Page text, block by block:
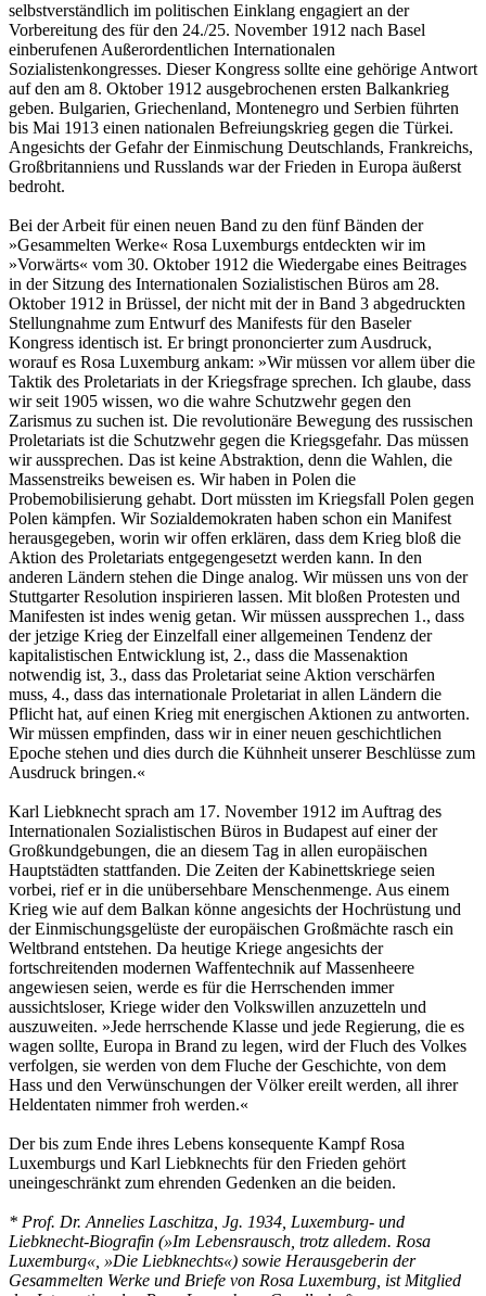
selbstverständlich im politischen Einklang engagiert an der
Vorbereitung des für den 24./25. November 1912 nach Basel
einberufenen Außerordentlichen Internationalen
Sozialistenkongresses. Dieser Kongress sollte eine gehörige Antwort
auf den am 8. Oktober 1912 ausgebrochenen ersten Balkankrieg
geben. Bulgarien, Griechenland, Montenegro und Serbien führten
bis Mai 1913 einen nationalen Befreiungskrieg gegen die Türkei.
Angesichts der Gefahr der Einmischung Deutschlands, Frankreichs,
Großbritanniens und Russlands war der Frieden in Europa äußerst
bedroht.
Bei der Arbeit für einen neuen Band zu den fünf Bänden der
»Gesammelten Werke« Rosa Luxemburgs entdeckten wir im
»Vorwärts« vom 30. Oktober 1912 die Wiedergabe eines Beitrages
in der Sitzung des Internationalen Sozialistischen Büros am 28.
Oktober 1912 in Brüssel, der nicht mit der in Band 3 abgedruckten
Stellungnahme zum Entwurf des Manifests für den Baseler
Kongress identisch ist. Er bringt prononcierter zum Ausdruck,
worauf es Rosa Luxemburg ankam: »Wir müssen vor allem über die
Taktik des Proletariats in der Kriegsfrage sprechen. Ich glaube, dass
wir seit 1905 wissen, wo die wahre Schutzwehr gegen den
Zarismus zu suchen ist. Die revolutionäre Bewegung des russischen
Proletariats ist die Schutzwehr gegen die Kriegsgefahr. Das müssen
wir aussprechen. Das ist keine Abstraktion, denn die Wahlen, die
Massenstreiks beweisen es. Wir haben in Polen die
Probemobilisierung gehabt. Dort müssten im Kriegsfall Polen gegen
Polen kämpfen. Wir Sozialdemokraten haben schon ein Manifest
herausgegeben, worin wir offen erklären, dass dem Krieg bloß die
Aktion des Proletariats entgegengesetzt werden kann. In den
anderen Ländern stehen die Dinge analog. Wir müssen uns von der
Stuttgarter Resolution inspirieren lassen. Mit bloßen Protesten und
Manifesten ist indes wenig getan. Wir müssen aussprechen 1., dass
der jetzige Krieg der Einzelfall einer allgemeinen Tendenz der
kapitalistischen Entwicklung ist, 2., dass die Massenaktion
notwendig ist, 3., dass das Proletariat seine Aktion verschärfen
muss, 4., dass das internationale Proletariat in allen Ländern die
Pflicht hat, auf einen Krieg mit energischen Aktionen zu antworten.
Wir müssen empfinden, dass wir in einer neuen geschichtlichen
Epoche stehen und dies durch die Kühnheit unserer Beschlüsse zum
Ausdruck bringen.«
Karl Liebknecht sprach am 17. November 1912 im Auftrag des
Internationalen Sozialistischen Büros in Budapest auf einer der
Großkundgebungen, die an diesem Tag in allen europäischen
Hauptstädten stattfanden. Die Zeiten der Kabinettskriege seien
vorbei, rief er in die unübersehbare Menschenmenge. Aus einem
Krieg wie auf dem Balkan könne angesichts der Hochrüstung und
der Einmischungsgelüste der europäischen Großmächte rasch ein
Weltbrand entstehen. Da heutige Kriege angesichts der
fortschreitenden modernen Waffentechnik auf Massenheere
angewiesen seien, werde es für die Herrschenden immer
aussichtsloser, Kriege wider den Volkswillen anzuzetteln und
auszuweiten. »Jede herrschende Klasse und jede Regierung, die es
wagen sollte, Europa in Brand zu legen, wird der Fluch des Volkes
verfolgen, sie werden von dem Fluche der Geschichte, von dem
Hass und den Verwünschungen der Völker ereilt werden, all ihrer
Heldentaten nimmer froh werden.«
Der bis zum Ende ihres Lebens konsequente Kampf Rosa
Luxemburgs und Karl Liebknechts für den Frieden gehört
uneingeschränkt zum ehrenden Gedenken an die beiden.
* Prof. Dr. Annelies Laschitza, Jg. 1934, Luxemburg- und
Liebknecht-Biografin (»Im Lebensrausch, trotz alledem. Rosa
Luxemburg«, »Die Liebknechts«) sowie Herausgeberin der
Gesammelten Werke und Briefe von Rosa Luxemburg, ist Mitglied